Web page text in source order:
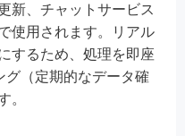
新、チャットサービス
使用されます。リアル
するため、処理を即座
グ（定期的なデータ確
。